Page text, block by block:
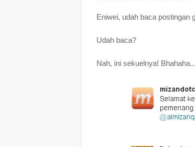
Eniwei, udah baca postingan
Udah baca?
Nah, ini sekuelnya! Bhahaha...